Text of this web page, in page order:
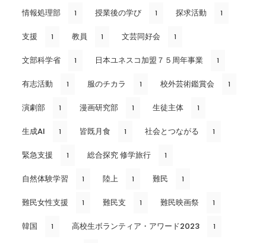
情報処理部 1 授業後の学び 1 探求活動 1
支援 1 教員 1 文芸同好会 1
文部科学省 1 日本ユネスコ加盟７５周年事業 1
有志活動 1 服のチカラ 1 校外芸術鑑賞会 1
演劇部 1 漫画研究部 1 生徒主体 1
生成AI 1 皆既月食 1 社会とつながる 1
緊急支援 1 総合探究 修学旅行 1
自然体験学習 1 陸上 1 難民 1
難民女性支援 1 難民支 1 難民映画祭 1
韓国 1 高校生ボランティア・アワード2023 1